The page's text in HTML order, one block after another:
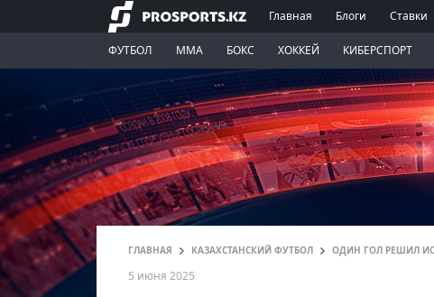
Главная Блоги Ставки
ФУТБОЛ ММА БОКС ХОККЕЙ КИБЕРСПОРТ
ГЛАВНАЯ КАЗАХСТАНСКИЙ ФУТБОЛ ОДИН ГОЛ РЕШИЛ
5 июня 2025